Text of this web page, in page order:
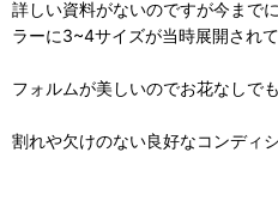
詳しい資料がないのですが今まで
ラーに3~4サイズが当時展開されて
フォルムが美しいのでお花なしで
割れや欠けのない良好なコンディシ